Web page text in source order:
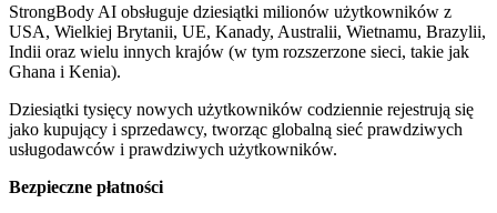
StrongBody AI obsługuje dziesiątki milionów użytkowników z
USA, Wielkiej Brytanii, UE, Kanady, Australii, Wietnamu, Brazylii,
Indii oraz wielu innych krajów (w tym rozszerzone sieci, takie jak
Ghana i Kenia).
Dziesiątki tysięcy nowych użytkowników codziennie rejestrują się
jako kupujący i sprzedawcy, tworząc globalną sieć prawdziwych
usługodawców i prawdziwych użytkowników.
Bezpieczne płatności